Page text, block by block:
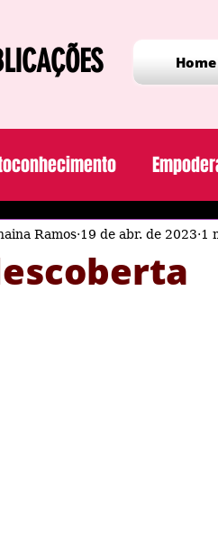
Home
Relacionamento
Ramos 19 de abr. de 2023 1